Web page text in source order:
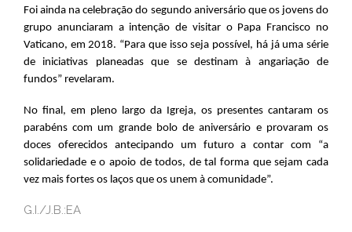
Foi ainda na celebração do segundo aniversário que os jovens do
grupo anunciaram a intenção de visitar o Papa Francisco no
Vaticano, em 2018. “Para que isso seja possível, há já uma série
de iniciativas planeadas que se destinam à angariação de
fundos” revelaram.
No final, em pleno largo da Igreja, os presentes cantaram os
parabéns com um grande bolo de aniversário e provaram os
doces oferecidos antecipando um futuro a contar com “a
solidariedade e o apoio de todos, de tal forma que sejam cada
vez mais fortes os laços que os unem à comunidade”.
G.I./J.B.:EA